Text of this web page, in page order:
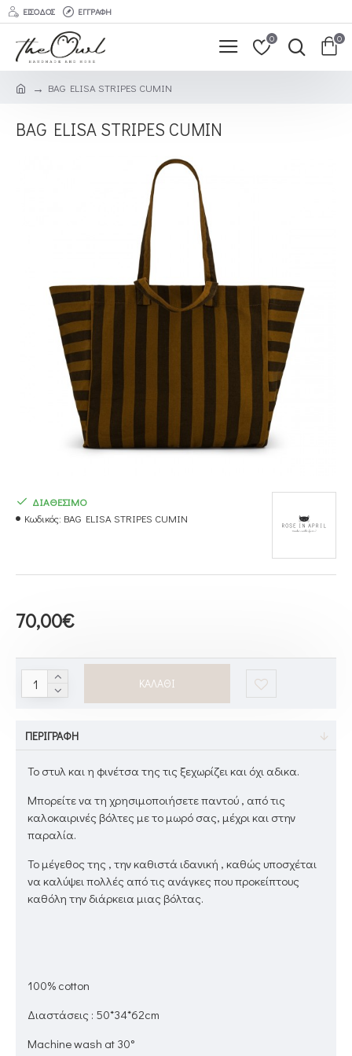
ΕΊΣΟΔΟΣ ΕΓΓΡΑΦΉ
0 0
BAG ELISA STRIPES CUMIN
BAG ELISA STRIPES CUMIN
70,00€
ΔΙΑΘΕΣΙΜΟ
Κωδικός: BAG ELISA STRIPES CUMIN
ΚΑΛΆΘΙ
ΠΕΡΙΓΡΑΦΉ
Το στυλ και η φινέτσα της τις ξεχωρίζει και όχι αδικα.
Μπορείτε να τη χρησιμοποιήσετε παντού , από τις
καλοκαιρινές βόλτες με το μωρό σας, μέχρι και στην
παραλία.
Το μέγεθος της , την καθιστά ιδανική , καθώς υποσχέται
να καλύψει πολλές από τις ανάγκες που προκείπτους
καθόλη την διάρκεια μιας βόλτας.
100% cotton
Διαστάσεις : 50*34*62cm
Machine wash at 30°